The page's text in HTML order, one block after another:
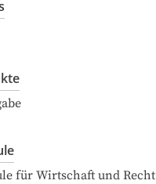
für Wirtschaft und Recht